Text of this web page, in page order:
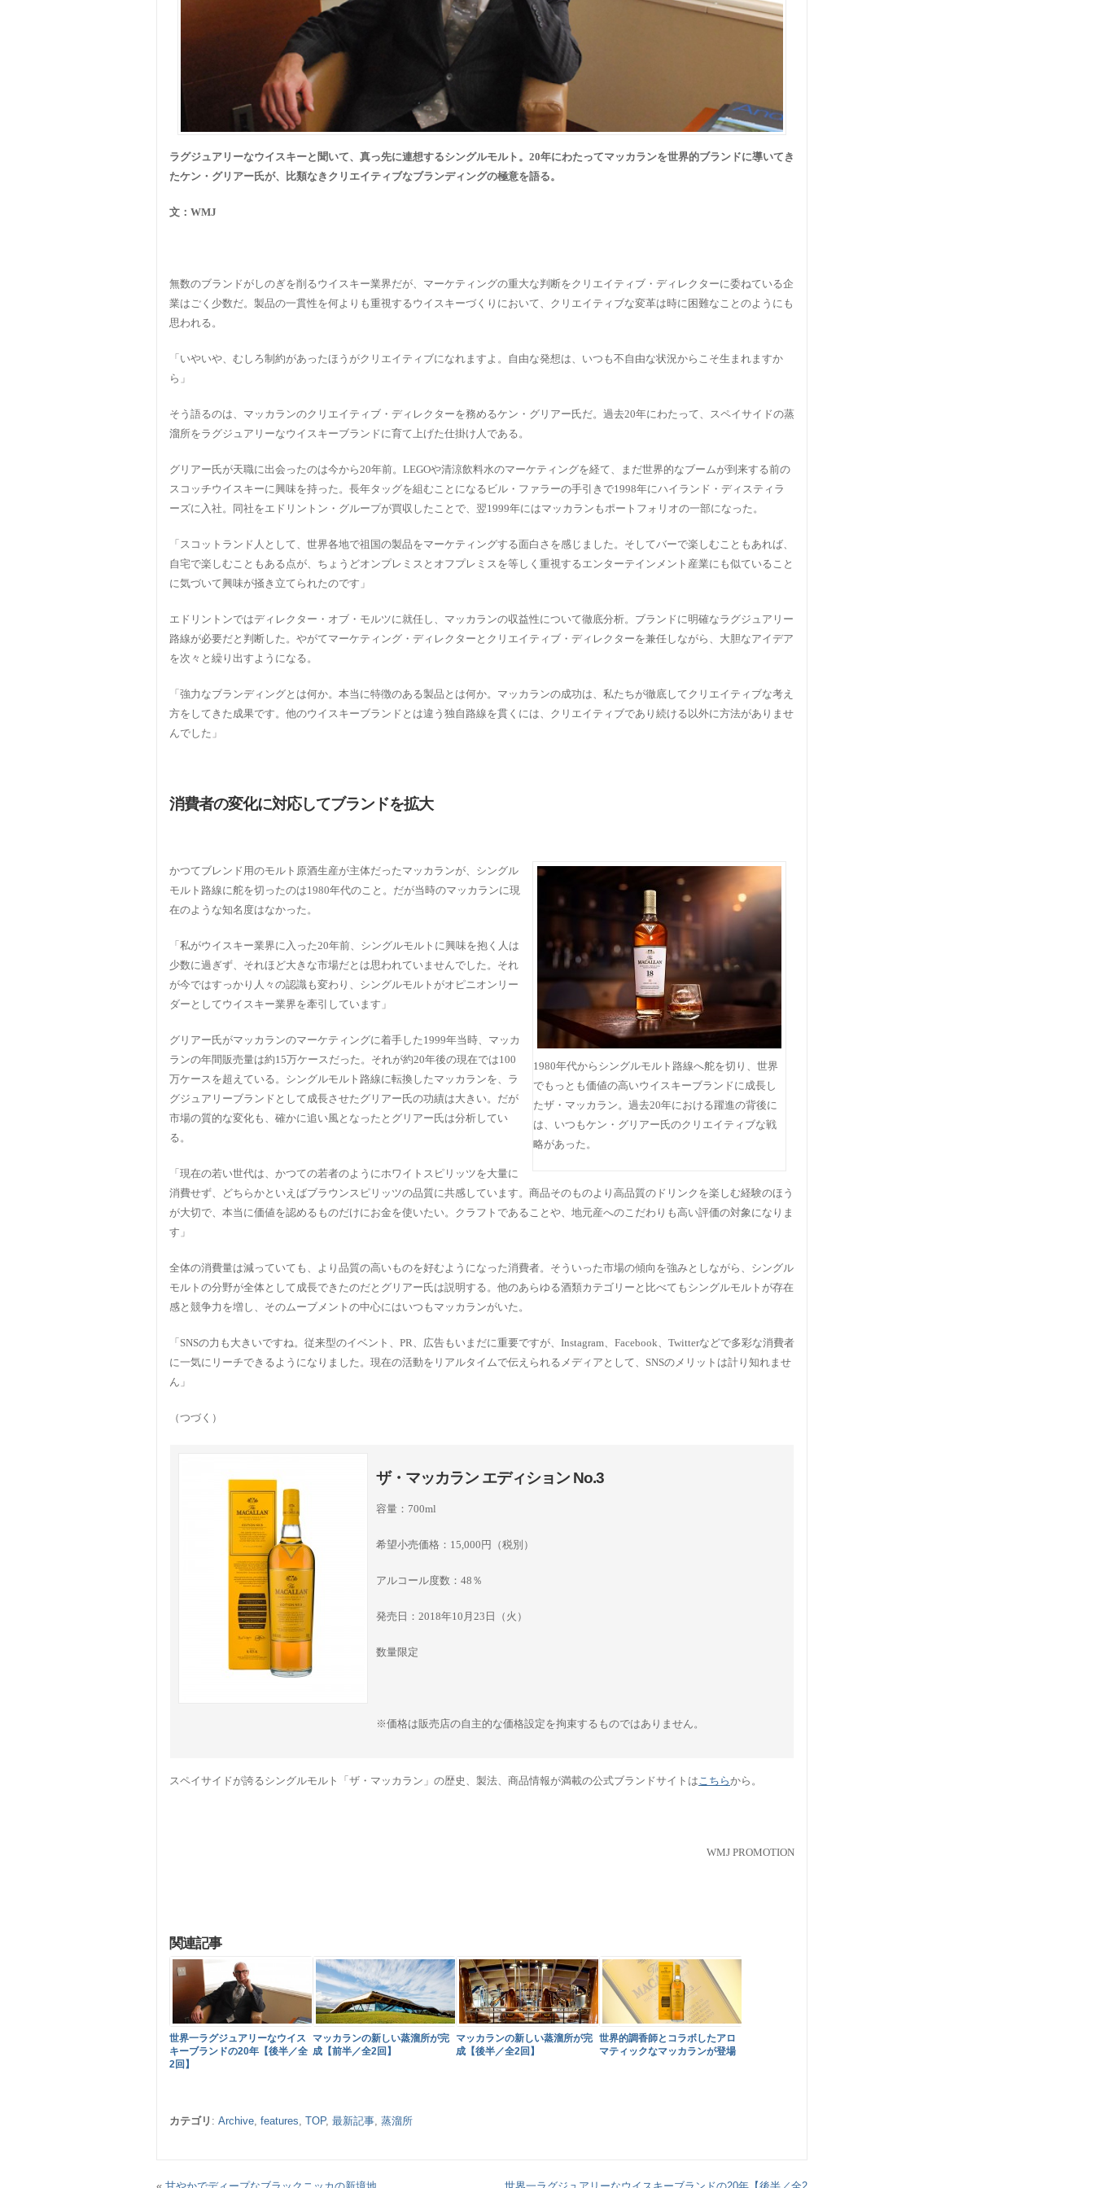
ラグジュアリーなウイスキーと聞いて、真っ先に連想するシングルモルト。20年にわたってマッカランを世界的ブランドに導いてき
たケン・グリアー氏が、比類なきクリエイティブなブランディングの極意を語る。
文：WMJ
無数のブランドがしのぎを削るウイスキー業界だが、マーケティングの重大な判断をクリエイティブ・ディレクターに委ねている企
業はごく少数だ。製品の一貫性を何よりも重視するウイスキーづくりにおいて、クリエイティブな変革は時に困難なことのようにも
思われる。
「いやいや、むしろ制約があったほうがクリエイティブになれますよ。自由な発想は、いつも不自由な状況からこそ生まれますか
ら」
そう語るのは、マッカランのクリエイティブ・ディレクターを務めるケン・グリアー氏だ。過去20年にわたって、スペイサイドの蒸
溜所をラグジュアリーなウイスキーブランドに育て上げた仕掛け人である。
グリアー氏が天職に出会ったのは今から20年前。LEGOや清涼飲料水のマーケティングを経て、まだ世界的なブームが到来する前の
スコッチウイスキーに興味を持った。長年タッグを組むことになるビル・ファラーの手引きで1998年にハイランド・ディスティラ
ーズに入社。同社をエドリントン・グループが買収したことで、翌1999年にはマッカランもポートフォリオの一部になった。
「スコットランド人として、世界各地で祖国の製品をマーケティングする面白さを感じました。そしてバーで楽しむこともあれば、
自宅で楽しむこともある点が、ちょうどオンプレミスとオフプレミスを等しく重視するエンターテインメント産業にも似ていること
に気づいて興味が掻き立てられたのです」
エドリントンではディレクター・オブ・モルツに就任し、マッカランの収益性について徹底分析。ブランドに明確なラグジュアリー
路線が必要だと判断した。やがてマーケティング・ディレクターとクリエイティブ・ディレクターを兼任しながら、大胆なアイデア
を次々と繰り出すようになる。
「強力なブランディングとは何か。本当に特徴のある製品とは何か。マッカランの成功は、私たちが徹底してクリエイティブな考え
方をしてきた成果です。他のウイスキーブランドとは違う独自路線を貫くには、クリエイティブであり続ける以外に方法がありませ
んでした」
消費者の変化に対応してブランドを拡大
1980年代からシングルモルト路線へ舵を切り、世界
でもっとも価値の高いウイスキーブランドに成長し
たザ・マッカラン。過去20年における躍進の背後に
は、いつもケン・グリアー氏のクリエイティブな戦
略があった。
かつてブレンド用のモルト原酒生産が主体だったマッカランが、シングル
モルト路線に舵を切ったのは1980年代のこと。だが当時のマッカランに現
在のような知名度はなかった。
「私がウイスキー業界に入った20年前、シングルモルトに興味を抱く人は
少数に過ぎず、それほど大きな市場だとは思われていませんでした。それ
が今ではすっかり人々の認識も変わり、シングルモルトがオピニオンリー
ダーとしてウイスキー業界を牽引しています」
グリアー氏がマッカランのマーケティングに着手した1999年当時、マッカ
ランの年間販売量は約15万ケースだった。それが約20年後の現在では100
万ケースを超えている。シングルモルト路線に転換したマッカランを、ラ
グジュアリーブランドとして成長させたグリアー氏の功績は大きい。だが
市場の質的な変化も、確かに追い風となったとグリアー氏は分析してい
る。
「現在の若い世代は、かつての若者のようにホワイトスピリッツを大量に
消費せず、どちらかといえばブラウンスピリッツの品質に共感しています。商品そのものより高品質のドリンクを楽しむ経験のほう
が大切で、本当に価値を認めるものだけにお金を使いたい。クラフトであることや、地元産へのこだわりも高い評価の対象になりま
す」
全体の消費量は減っていても、より品質の高いものを好むようになった消費者。そういった市場の傾向を強みとしながら、シングル
モルトの分野が全体として成長できたのだとグリアー氏は説明する。他のあらゆる酒類カテゴリーと比べてもシングルモルトが存在
感と競争力を増し、そのムーブメントの中心にはいつもマッカランがいた。
「SNSの力も大きいですね。従来型のイベント、PR、広告もいまだに重要ですが、Instagram、Facebook、Twitterなどで多彩な消費者
に一気にリーチできるようになりました。現在の活動をリアルタイムで伝えられるメディアとして、SNSのメリットは計り知れませ
ん」
（つづく）
ザ・マッカラン エディション No.3
容量：700ml
希望小売価格：15,000円（税別）
アルコール度数：48％
発売日：2018年10月23日（火）
数量限定
※価格は販売店の自主的な価格設定を拘束するものではありません。
スペイサイドが誇るシングルモルト「ザ・マッカラン」の歴史、製法、商品情報が満載の公式ブランドサイトは こちらから。
WMJ PROMOTION
関連記事
世界一ラグジュアリーなウイス
キーブランドの20年【後半／全
2回】
マッカランの新しい蒸溜所が完
成【前半／全2回】
マッカランの新しい蒸溜所が完
成【後半／全2回】
世界的調香師とコラボしたアロ
マティックなマッカランが登場
カテゴリ : Archive, features, TOP, 最新記事, 蒸溜所